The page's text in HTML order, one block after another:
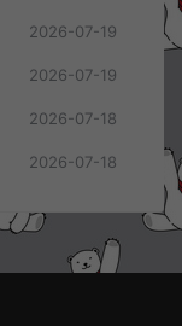
2026-07-19
2026-07-19
2026-07-18
2026-07-18